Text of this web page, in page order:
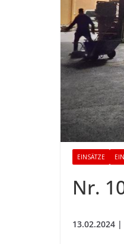
EINSÄTZE
Nr.
13.02.2024